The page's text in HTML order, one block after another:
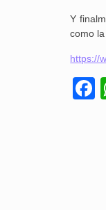
Y
como
https://